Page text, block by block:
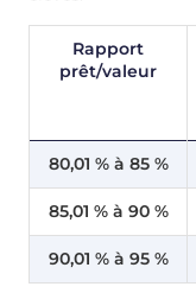
Rapport
prêt/valeur
80,01 % à 85 %
85,01 % à 90 %
90,01 % à 95 %